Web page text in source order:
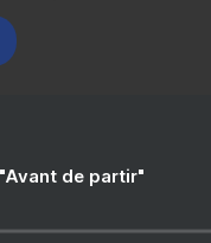
de partir"